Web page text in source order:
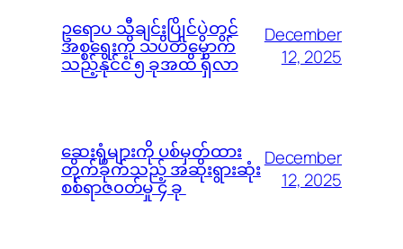
ဥရောပ သီချင်းပြိုင်ပွဲတွင်
အစ္စရေးကို သပိတ်မှောက်
သည့်နိုင်ငံ ၅ ခုအထိ ရှိလာ
December
12, 2025
ဆေးရုံများကို ပစ်မှတ်ထား
တိုက်ခိုက်သည့် အဆိုးရွားဆုံး
စစ်ရာဇ၀တ်မှု ၄ ခု
December
12, 2025